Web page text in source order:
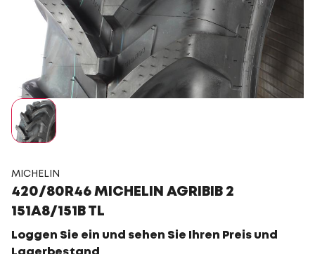
MICHELIN
420/80R46 MICHELIN AGRIBIB 2
151A8/151B TL
Loggen Sie ein und sehen Sie Ihren Preis und